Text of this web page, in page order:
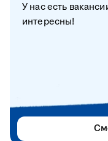
У нас есть
интересны!